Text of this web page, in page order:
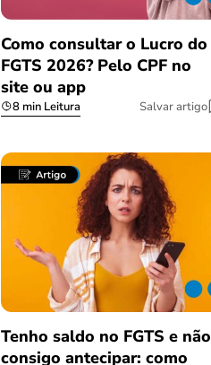
Como consultar o Lucro do
FGTS 2026? Pelo CPF no
site ou app
8 min Leitura Salvar artigo
Tenho saldo no FGTS e não
consigo antecipar: como